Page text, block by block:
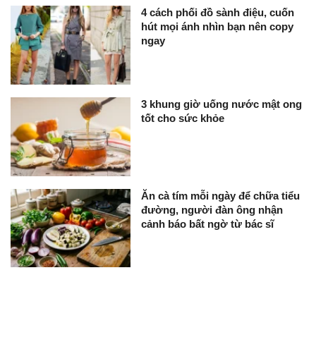
4 cách phối đồ sành điệu, cuốn
hút mọi ánh nhìn bạn nên copy
ngay
3 khung giờ uống nước mật ong
tốt cho sức khỏe
Ăn cà tím mỗi ngày để chữa tiểu
đường, người đàn ông nhận
cảnh báo bất ngờ từ bác sĩ